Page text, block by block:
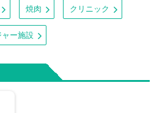
焼肉 クリニック
ー施設